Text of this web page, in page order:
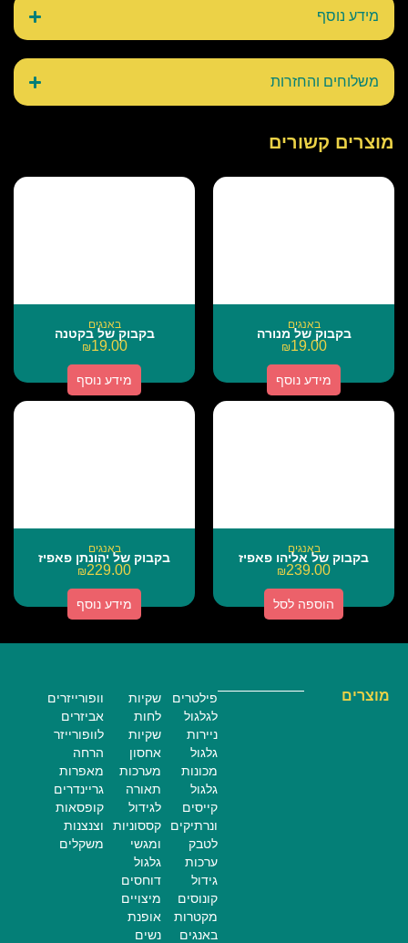
מידע נוסף
משלוחים והחזרות
מוצרים קשורים
באנגים
בקבוק של מנורה
₪19.00
מידע נוסף
באנגים
בקבוק של בקטנה
₪19.00
מידע נוסף
באנגים
בקבוק של אליהו פאפיז
₪239.00
הוספה לסל
באנגים
בקבוק של יהונתן פאפיז
₪229.00
מידע נוסף
מוצרים
פילטרים
לגלגול
ניירות
גלגול
מכונות
גלגול
קייסים
ונרתיקים
לטבק
ערכות
גידול
קונוסים
מקטרות
באנגים
שקיות
לחות
שקיות
אחסון
מערכות
תאורה
לגידול
קססוניות
ומגשי
גלגול
דוחסים
מיצויים
אופנת
נשים
וופורייזרים
אביזרים
לוופורייזר
הרחה
מאפרות
גריינדרים
קופסאות
וצנצנות
משקלים